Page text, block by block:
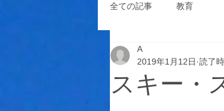
全ての記事 教育
スキー・
A
2019年1月12日 読了